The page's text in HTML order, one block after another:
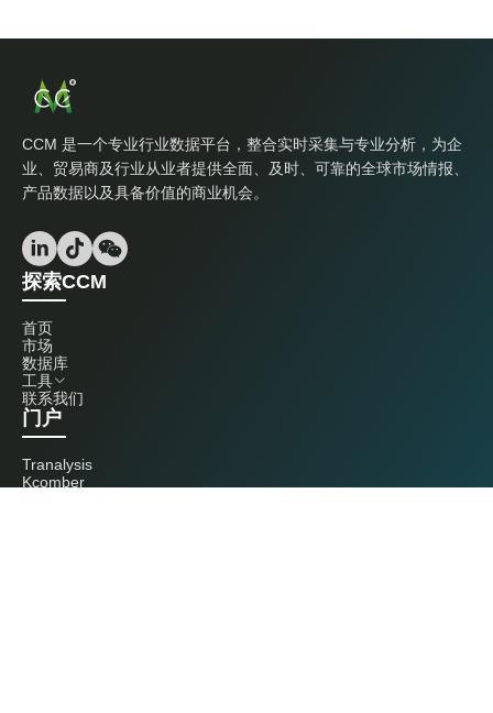
CCM 是一个专业行业数据平台，整合实时采集与专业分析，为企
业、贸易商及行业从业者提供全面、及时、可靠的全球市场情报、
产品数据以及具备价值的商业机会。
探索CCM
首页
市场
数据库
工具
联系我们
门户
Tranalysis
Kcomber